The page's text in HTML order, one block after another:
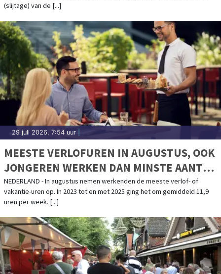
(slijtage) van de [...]
29 juli 2026, 7:54 uur
MEESTE VERLOFUREN IN AUGUSTUS, OOK
JONGEREN WERKEN DAN MINSTE AANTAL
UREN
NEDERLAND - In augustus nemen werkenden de meeste verlof- of
vakantie-uren op. In 2023 tot en met 2025 ging het om gemiddeld 11,9
uren per week. [...]